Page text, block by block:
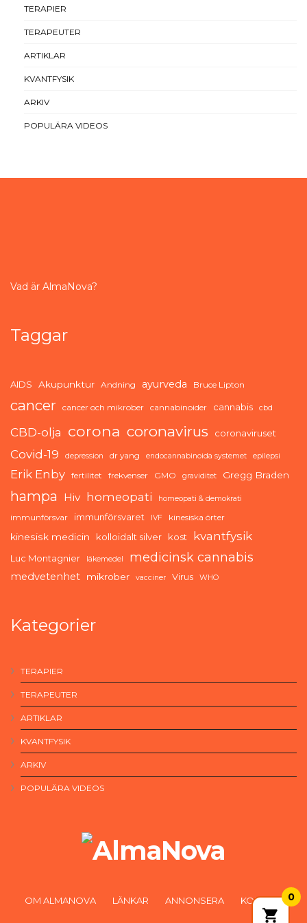
TERAPIER
TERAPEUTER
ARTIKLAR
KVANTFYSIK
ARKIV
POPULÄRA VIDEOS
Vad är AlmaNova?
Taggar
AIDS Akupunktur Andning ayurveda Bruce Lipton
cancer cancer och mikrober cannabinoider cannabis cbd
CBD-olja corona coronavirus coronaviruset
Covid-19 depression dr yang endocannabinoida systemet epilepsi
Erik Enby fertilitet frekvenser GMO graviditet Gregg Braden
hampa Hiv homeopati homeopati & demokrati
immunförsvar immunförsvaret IVF kinesiska örter
kinesisk medicin kolloidalt silver kost kvantfysik
Luc Montagnier läkemedel medicinsk cannabis
medvetenhet mikrober vacciner Virus WHO
Kategorier
TERAPIER
TERAPEUTER
ARTIKLAR
KVANTFYSIK
ARKIV
POPULÄRA VIDEOS
OM ALMANOVA LÄNKAR ANNONSERA KONTAKT 0